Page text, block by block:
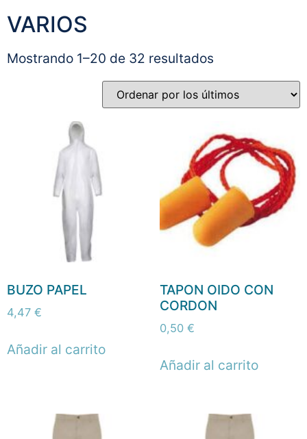
VARIOS
Mostrando 1–20 de 32 resultados
BUZO PAPEL
4,47 €
Añadir al carrito
TAPON OIDO CON
CORDON
0,50 €
Añadir al carrito